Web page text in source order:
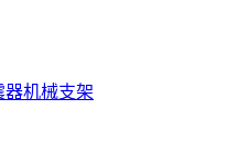
器机械支架